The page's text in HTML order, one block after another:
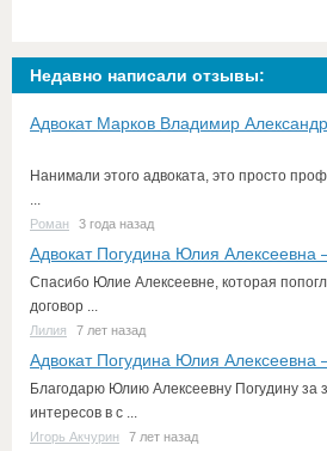
Недавно написали отзывы:
Адвокат Марков Владимир
Нанимали этого адвоката, это просто
...
Роман 3 года назад
Адвокат Погудина Юлия Алексеевна
Спасибо Юлие Алексеевне, которая
договор ...
Лилия 7 лет назад
Адвокат Погудина Юлия Алексеевна
Благодарю Юлию Алексеевну Погудину за
интересов в с ...
Игорь Акчурин 7 лет назад